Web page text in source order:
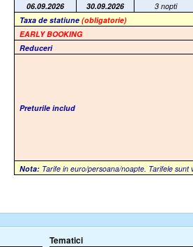
06.09.2026
30.09.2026 3 nopti
Taxa de statiune(obligatorie)
EARLY BOOKING
Reduceri
Preturile includ
Nota: Tarife in euro/persoana/noapte. Tarifele
Tematici